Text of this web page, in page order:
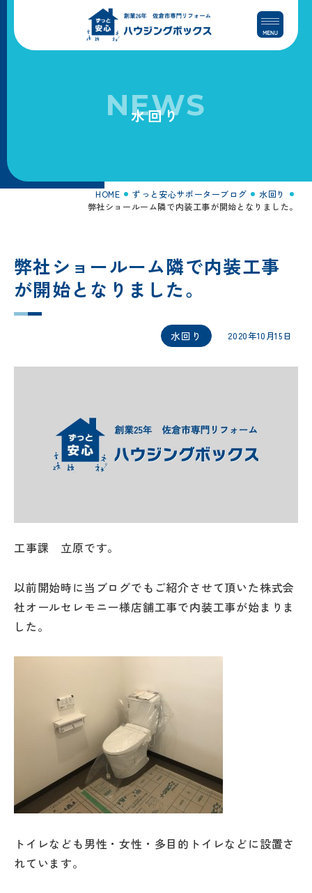
プ
動
水回り
NEWS
HOME ずっと安心サポーターブログ
水回り
弊社ショールーム隣で内装工事が開始となりました。
弊社ショールーム隣で内装工事
が開始となりました。
水回り 2020年10月15日
工事課 立原です。
以前開始時に当ブログでもご紹介させて頂いた株式会
社オールセレモニー様店舗工事で内装工事が始まりま
した。
トイレなども男性・女性・多目的トイレなどに設置さ
れています。